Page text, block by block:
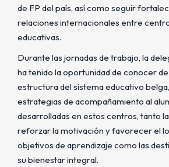
de FP del país, así como seguir
relaciones internacionales entre
educativas.
Durante las jornadas de trabajo, la
ha tenido la oportunidad de conocer
estructura del sistema educativo
estrategias de acompañamiento al
desarrolladas en estos centros, tanto
reforzar la motivación y favorecer el
objetivos de aprendizaje como las
su bienestar integral.